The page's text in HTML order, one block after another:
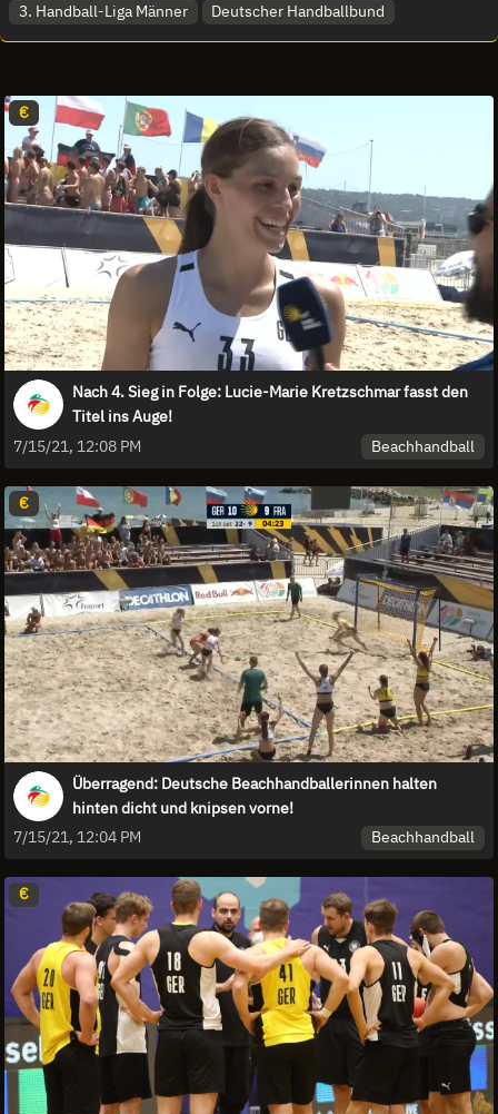
3. Handball-Liga Männer
Deutscher Handballbund
€
Nach 4. Sieg in Folge: Lucie-Marie Kretzschmar fasst den
Titel ins Auge!
7/15/21, 12:08 PM
Beachhandball
€
Überragend: Deutsche Beachhandballerinnen halten
hinten dicht und knipsen vorne!
7/15/21, 12:04 PM
Beachhandball
€